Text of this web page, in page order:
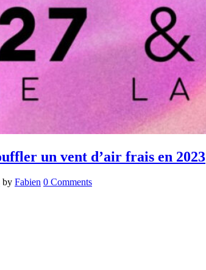
un vent d’air frais en 2023
by Fabien 0 Comments